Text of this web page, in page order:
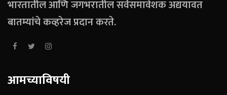
भारतातील आणि जगभरातील सर्वसमावेशक अद्ययावत
बातम्यांचे कव्हरेज प्रदान करते.
आमच्याविषयी